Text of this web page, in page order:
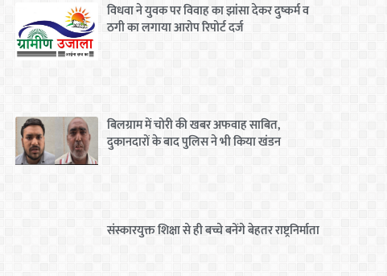
विधवा ने युवक पर विवाह का झांसा देकर दुष्कर्म व
ठगी का लगाया आरोप रिपोर्ट दर्ज
बिलग्राम में चोरी की खबर अफवाह साबित,
दुकानदारों के बाद पुलिस ने भी किया खंडन
संस्कारयुक्त शिक्षा से ही बच्चे बनेंगे बेहतर राष्ट्रनिर्माता